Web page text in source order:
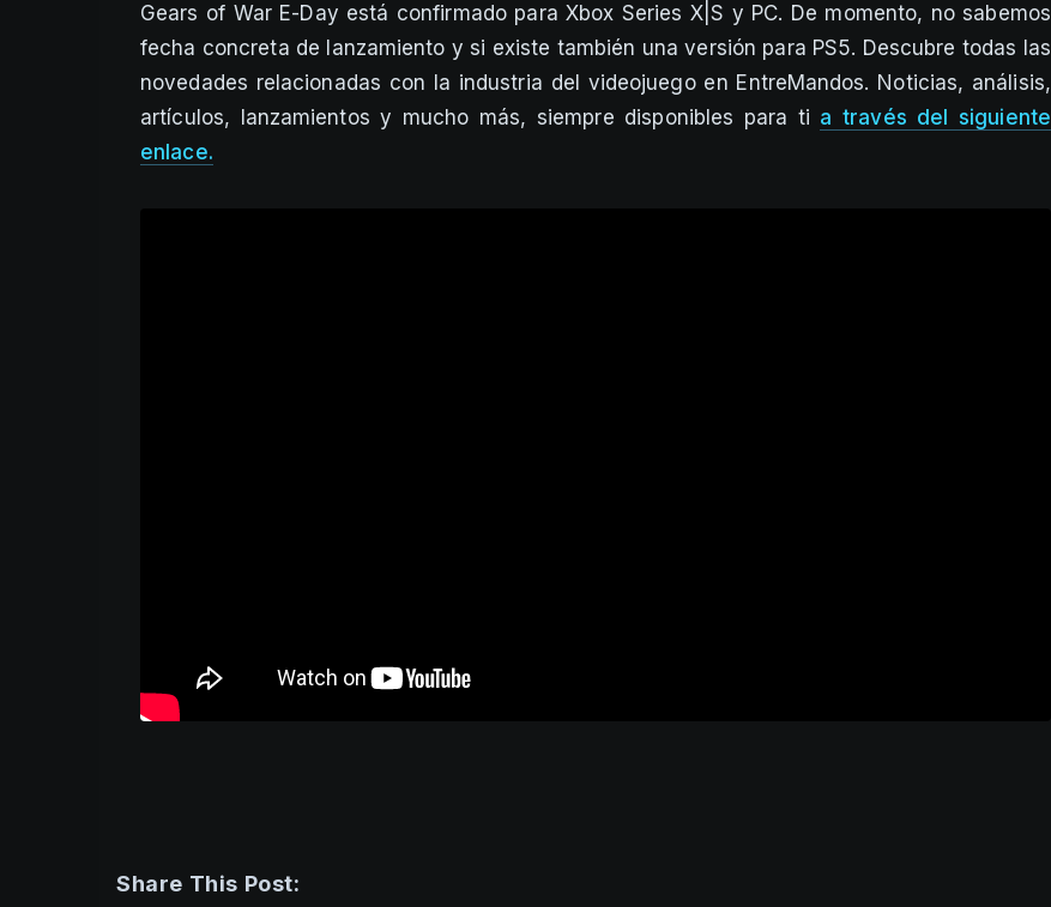
Gears of War E-Day está confirmado para Xbox Series X|S y PC. De momento, no sabemos
fecha concreta de lanzamiento y si existe también una versión para PS5. Descubre todas las
novedades relacionadas con la industria del videojuego en EntreMandos. Noticias, análisis,
artículos, lanzamientos y mucho más, siempre disponibles para ti a través del siguiente
enlace.
Share This Post: